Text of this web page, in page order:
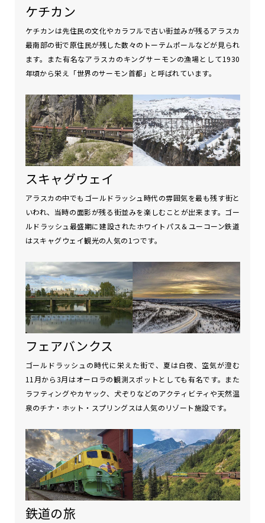
ケチカン
ケチカンは先住民の文化やカラフルで古い街並みが残るアラスカ
最南部の街で原住民が残した数々のトーテムポールなどが見られ
ます。また有名なアラスカのキングサーモンの漁場として1930
年頃から栄え「世界のサーモン首都」と呼ばれています。
スキャグウェイ
アラスカの中でもゴールドラッシュ時代の雰囲気を最も残す街と
いわれ、当時の面影が残る街並みを楽しむことが出来ます。ゴー
ルドラッシュ最盛期に建設されたホワイトパス＆ユーコーン鉄道
はスキャグウェイ観光の人気の1つです。
フェアバンクス
ゴールドラッシュの時代に栄えた街で、夏は白夜、空気が澄む
11月から3月はオーロラの観測スポットとしても有名です。また
ラフティングやカヤック、犬ぞりなどのアクティビティや天然温
泉のチナ・ホット・スプリングスは人気のリゾート施設です。
鉄道の旅